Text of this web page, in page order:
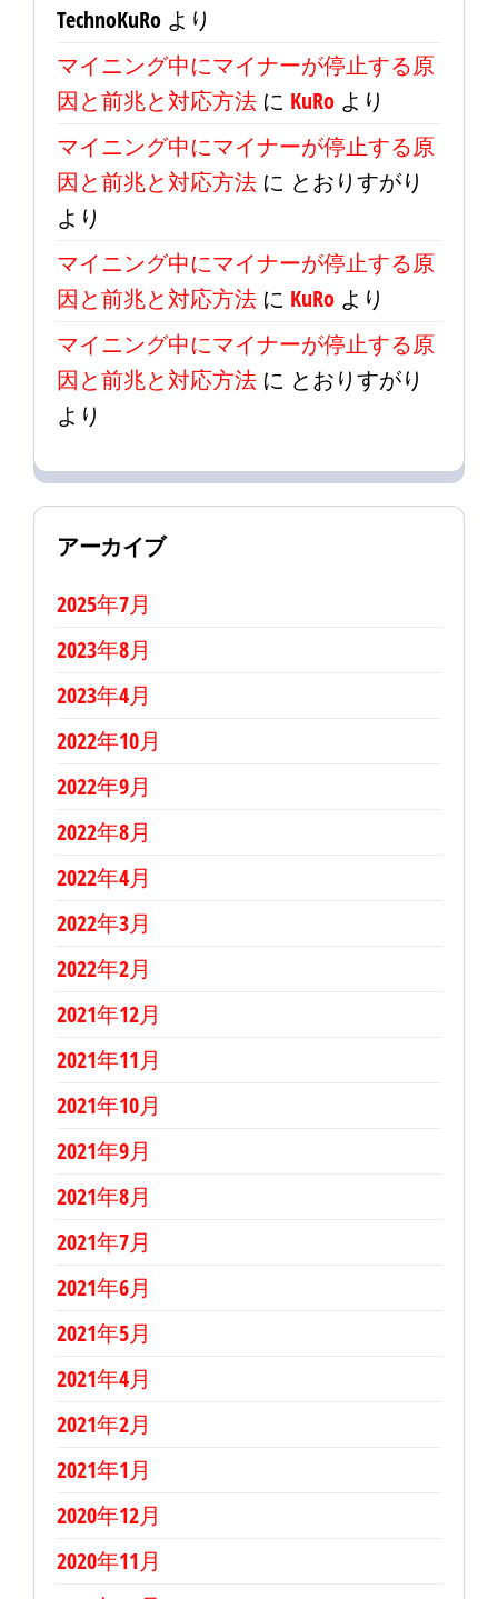
TechnoKuRo より
マイニング中にマイナーが停止する原
因と前兆と対応方法 に KuRo より
マイニング中にマイナーが停止する原
因と前兆と対応方法 に とおりすがり
より
マイニング中にマイナーが停止する原
因と前兆と対応方法 に KuRo より
マイニング中にマイナーが停止する原
因と前兆と対応方法 に とおりすがり
より
アーカイブ
2025年7月
2023年8月
2023年4月
2022年10月
2022年9月
2022年8月
2022年4月
2022年3月
2022年2月
2021年12月
2021年11月
2021年10月
2021年9月
2021年8月
2021年7月
2021年6月
2021年5月
2021年4月
2021年2月
2021年1月
2020年12月
2020年11月